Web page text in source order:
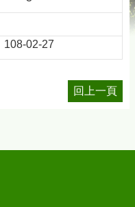
108-02-27
回上一頁